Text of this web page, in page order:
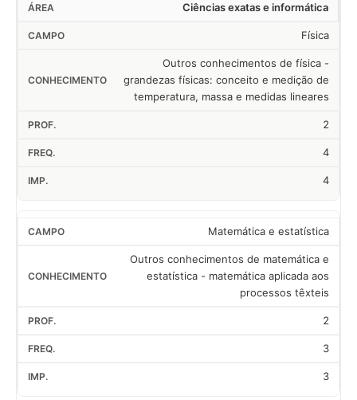
Ciências exatas e informática
Física
Outros conhecimentos de física -
grandezas físicas: conceito e medição de
temperatura, massa e medidas lineares
2
4
4
Matemática e estatística
Outros conhecimentos de matemática e
estatística - matemática aplicada aos
processos têxteis
2
3
3